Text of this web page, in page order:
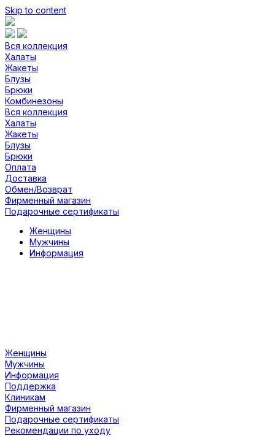
Skip to content
Вся коллекция
Халаты
Жакеты
Блузы
Брюки
Комбинезоны
Вся коллекция
Халаты
Жакеты
Блузы
Брюки
Оплата
Доставка
Обмен/Возврат
Фирменный магазин
Подарочные сертификаты
Женщины
Мужчины
Информация
Женщины
Мужчины
Информация
Поддержка
Клиникам
Фирменный магазин
Подарочные сертификаты
Рекомендации по уходу